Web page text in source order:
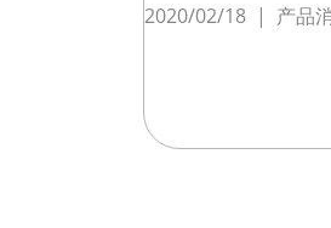
2020/02/18 | 产品